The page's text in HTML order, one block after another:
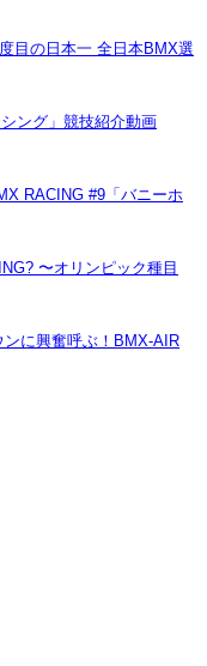
目の日本一 全日本BMX選
ング」競技紹介動画
RACING #9「バニーホ
〜オリンピック種目
に興奮呼ぶ！BMX-AIR